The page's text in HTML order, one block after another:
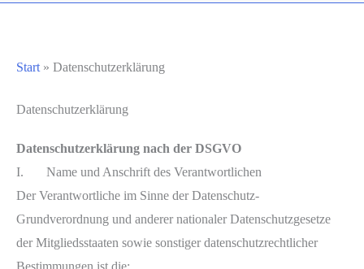
Start » Datenschutzerklärung
Datenschutzerklärung
Datenschutzerklärung nach der DSGVO
I. Name und Anschrift des Verantwortlichen
Der Verantwortliche im Sinne der Datenschutz-
Grundverordnung und anderer nationaler Datenschutzgesetze
der Mitgliedsstaaten sowie sonstiger datenschutzrechtlicher
Bestimmungen ist die: